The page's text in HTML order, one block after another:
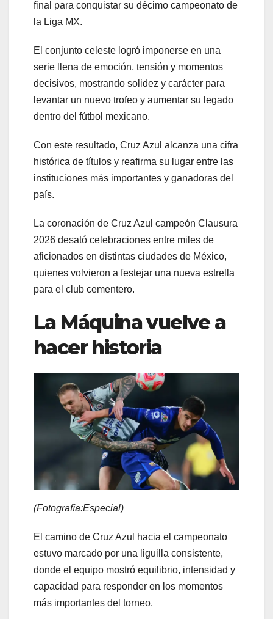
final para conquistar su décimo campeonato de
la Liga MX.
El conjunto celeste logró imponerse en una
serie llena de emoción, tensión y momentos
decisivos, mostrando solidez y carácter para
levantar un nuevo trofeo y aumentar su legado
dentro del fútbol mexicano.
Con este resultado, Cruz Azul alcanza una cifra
histórica de títulos y reafirma su lugar entre las
instituciones más importantes y ganadoras del
país.
La coronación de Cruz Azul campeón Clausura
2026 desató celebraciones entre miles de
aficionados en distintas ciudades de México,
quienes volvieron a festejar una nueva estrella
para el club cementero.
La Máquina vuelve a
hacer historia
(Fotografía:Especial)
El camino de Cruz Azul hacia el campeonato
estuvo marcado por una liguilla consistente,
donde el equipo mostró equilibrio, intensidad y
capacidad para responder en los momentos
más importantes del torneo.